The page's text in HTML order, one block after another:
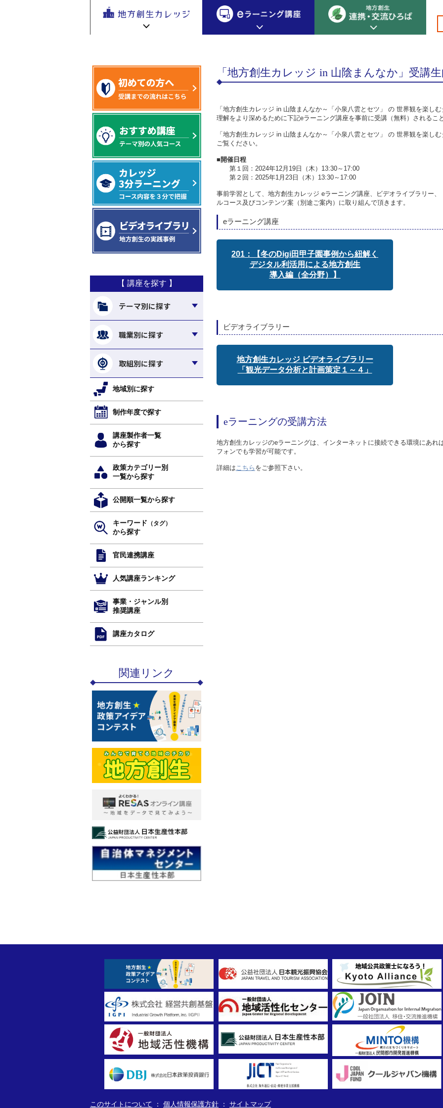
地方創生カレッジ
地方創生カレッジ HOME
新着情報
地方創生カレッジ活用の流れ eラーニング講座 HOME
ビデオライブラリ サイトマップ
eラーニング講座
e
初めての方へ
eラーニング受講者の声
連
連携・交流ひろば HOME
連携・交流ひろばについて
全国で活躍する地方創生専門人材 地方創生の実践事例紹介
地方創生応援プロジェクト イベント情報
地方創生
を無料eラ
講座が200
>「地方創生カレッジ in 山陰まんなか」受講生向け講座
【 講座を探す 】
テーマ別に探す
職業別に探す
取組別に探す
地域別に探す
制作年度で探す
講座製作者一覧
から探す
政策カテゴリー別
一覧から探す
公開順一覧から探す
キーワード （タグ）
から探す
官民連携講座
人気講座ランキング
事業・ジャンル別
推奨講座
講座カタログ
関連リンク
「地方創生カレッジ in 山陰まんなか」受講
「地方創生カレッジ in 山陰まんなか～「小泉八雲とセツ」 の 世界観を楽し
理解をより深めるために下記eラーニング講座を事前に受講（無料）されるこ
「地方創生カレッジ in 山陰まんなか～「小泉八雲とセツ」 の 世界観を楽し
ご覧ください。
■開催日程
第１回：2024年12月19日（木）13:30～17:00
第２回：2025年1月23日（木）13:30～17:00
事前学習として、地方創生カレッジ eラーニング講座、ビデオライブラリー
ルコース及びコンテンツ案（別途ご案内）に取り組んで頂きます。
eラーニング講座
201：【冬のDigi田甲子園事例から紐解く
デジタル利活用による地方創生
導入編（全分野）】
ビデオライブラリー
地方創生カレッジ ビデオライブラリー
「観光データ分析と計画策定１～４」
eラーニングの受講方法
地方創生カレッジのeラーニングは、インターネットに接続できる環境にあれ
フォンでも学習が可能です。
詳細はこちら をご参照下さい。
このサイトについて 個人情報保護方針 サイトマップ